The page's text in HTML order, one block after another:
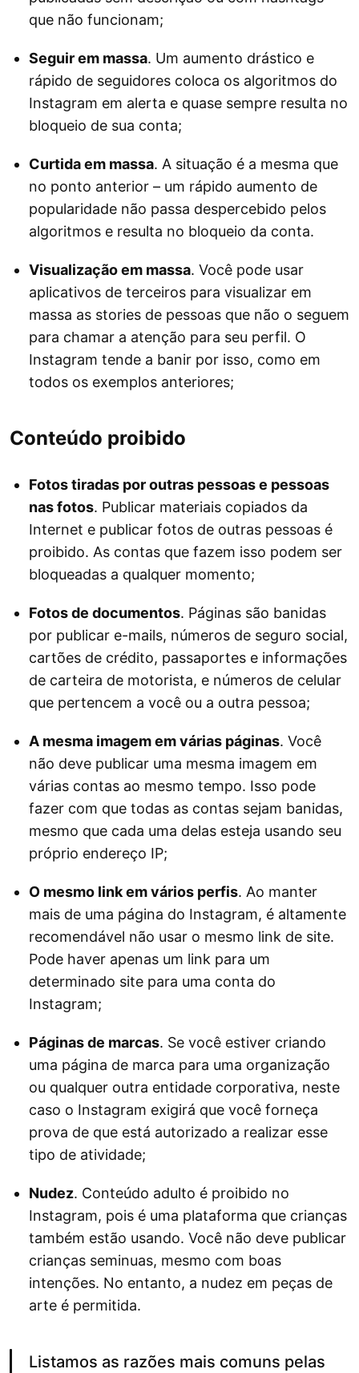
que não funcionam;
Seguir em massa. Um aumento drástico e
rápido de seguidores coloca os algoritmos do
Instagram em alerta e quase sempre resulta no
bloqueio de sua conta;
Curtida em massa. A situação é a mesma que
no ponto anterior – um rápido aumento de
popularidade não passa despercebido pelos
algoritmos e resulta no bloqueio da conta.
Visualização em massa. Você pode usar
aplicativos de terceiros para visualizar em
massa as stories de pessoas que não o seguem
para chamar a atenção para seu perfil. O
Instagram tende a banir por isso, como em
todos os exemplos anteriores;
Conteúdo proibido
Fotos tiradas por outras pessoas e pessoas
nas fotos. Publicar materiais copiados da
Internet e publicar fotos de outras pessoas é
proibido. As contas que fazem isso podem ser
bloqueadas a qualquer momento;
Fotos de documentos. Páginas são banidas
por publicar e-mails, números de seguro social,
cartões de crédito, passaportes e informações
de carteira de motorista, e números de celular
que pertencem a você ou a outra pessoa;
A mesma imagem em várias páginas. Você
não deve publicar uma mesma imagem em
várias contas ao mesmo tempo. Isso pode
fazer com que todas as contas sejam banidas,
mesmo que cada uma delas esteja usando seu
próprio endereço IP;
O mesmo link em vários perfis. Ao manter
mais de uma página do Instagram, é altamente
recomendável não usar o mesmo link de site.
Pode haver apenas um link para um
determinado site para uma conta do
Instagram;
Páginas de marcas. Se você estiver criando
uma página de marca para uma organização
ou qualquer outra entidade corporativa, neste
caso o Instagram exigirá que você forneça
prova de que está autorizado a realizar esse
tipo de atividade;
Nudez. Conteúdo adulto é proibido no
Instagram, pois é uma plataforma que crianças
também estão usando. Você não deve publicar
crianças seminuas, mesmo com boas
intenções. No entanto, a nudez em peças de
arte é permitida.
Listamos as razões mais comuns pelas